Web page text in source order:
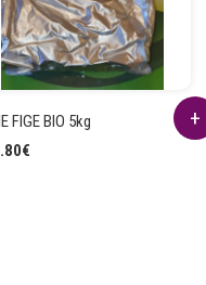
FIGE BIO 5kg
€